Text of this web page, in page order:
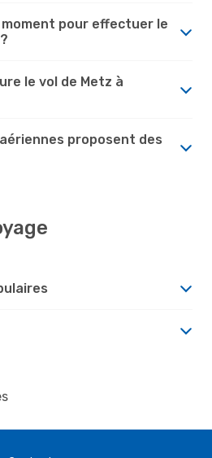
pour effectuer le
le vol de Metz à
proposent des